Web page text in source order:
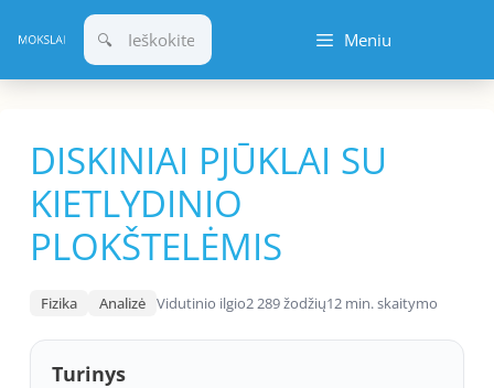
prie
turinio
Meniu
DISKINIAI PJŪKLAI SU
KIETLYDINIO
PLOKŠTELĖMIS
Fizika Analizė Vidutinio ilgio2 289 žodžių12 min. skaitymo
Turinys